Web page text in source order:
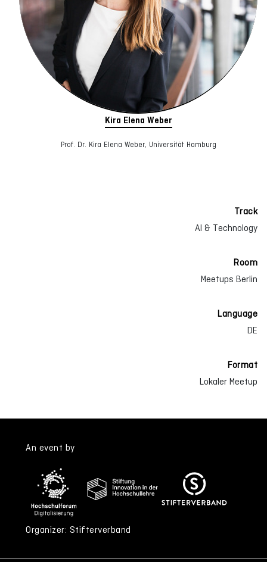
Kira Elena Weber
Prof. Dr. Kira Elena Weber, Universität Hamburg
Track
AI & Technology
Room
Meetups Berlin
Language
DE
Format
Lokaler Meetup
An event by
Organizer: Stifterverband